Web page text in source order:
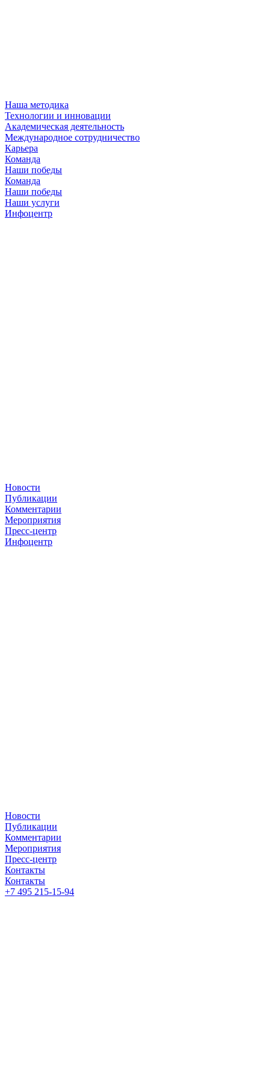
Наша методика
Технологии и инновации
Академическая деятельность
Международное сотрудничество
Карьера
Команда
Наши победы
Команда
Наши победы
Наши услуги
Инфоцентр
Новости
Публикации
Комментарии
Мероприятия
Пресс-центр
Инфоцентр
Новости
Публикации
Комментарии
Мероприятия
Пресс-центр
Контакты
Контакты
+7 495 215-15-94